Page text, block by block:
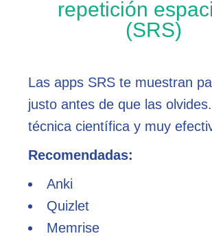
repetición
(SRS)
Las apps SRS te muestran
justo antes de que las
técnica científica y muy
Recomendadas:
Anki
Quizlet
Memrise